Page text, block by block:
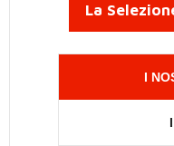
La
I